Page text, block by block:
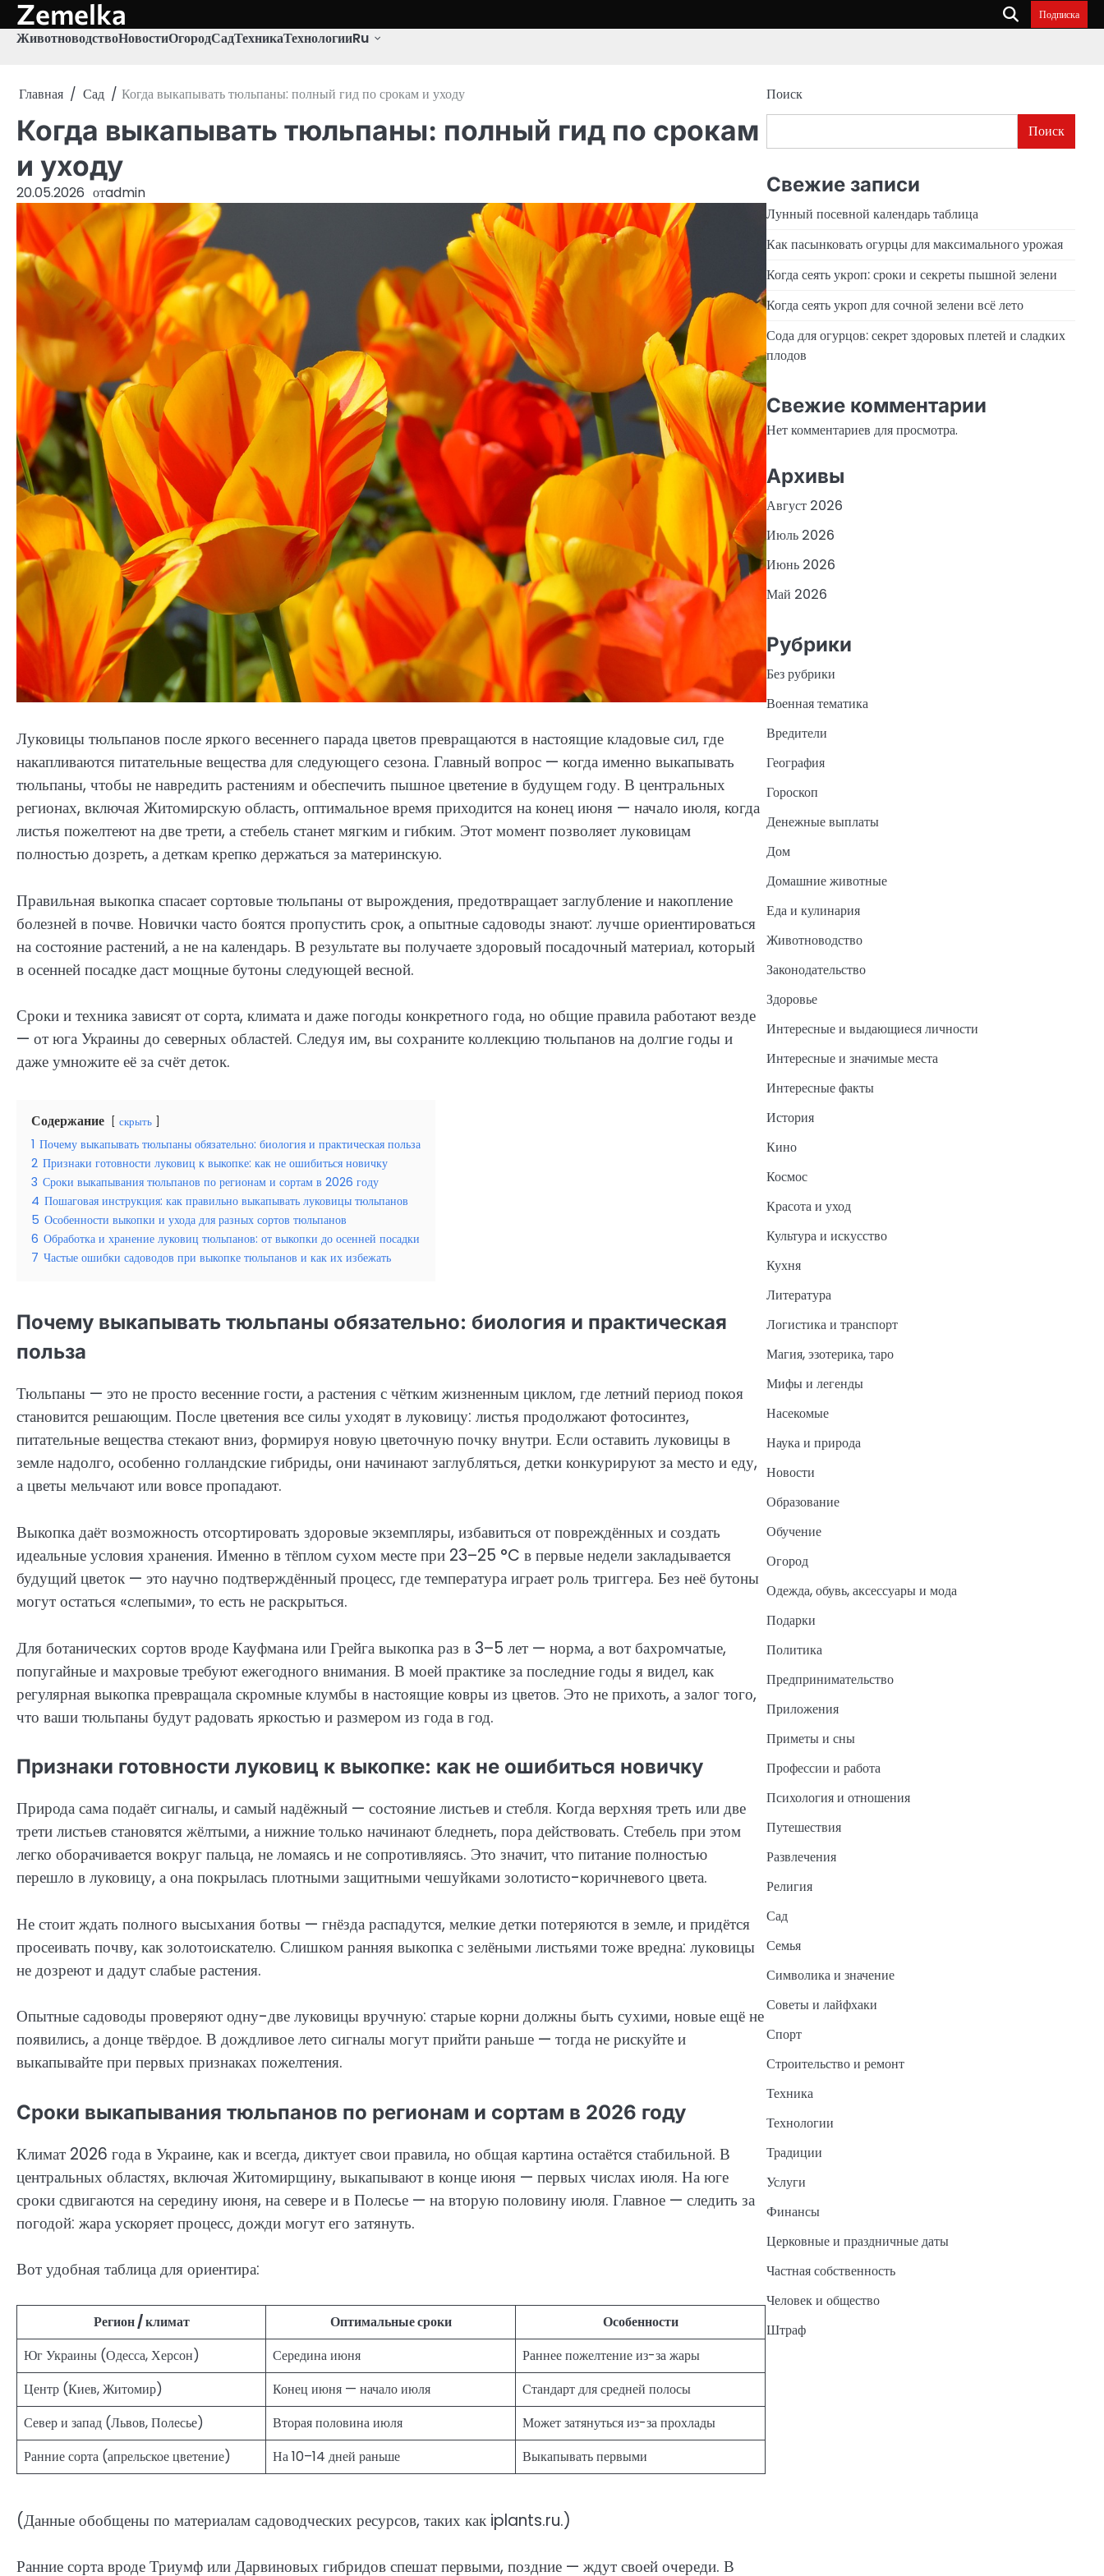
Перейти
к
содержимому
Zemelka Подписка
ЖивотноводствоНовостиОгородСадТехникаТехнологииRu
Главная Сад Когда выкапывать тюльпаны: полный гид по срокам и уходу
Когда выкапывать тюльпаны: полный гид по срокам
и уходу
20.05.2026 отadmin
Луковицы тюльпанов после яркого весеннего парада цветов превращаются в настоящие кладовые сил, где
накапливаются питательные вещества для следующего сезона. Главный вопрос — когда именно выкапывать
тюльпаны, чтобы не навредить растениям и обеспечить пышное цветение в будущем году. В центральных
регионах, включая Житомирскую область, оптимальное время приходится на конец июня — начало июля, когда
листья пожелтеют на две трети, а стебель станет мягким и гибким. Этот момент позволяет луковицам
полностью дозреть, а деткам крепко держаться за материнскую.
Правильная выкопка спасает сортовые тюльпаны от вырождения, предотвращает заглубление и накопление
болезней в почве. Новички часто боятся пропустить срок, а опытные садоводы знают: лучше ориентироваться
на состояние растений, а не на календарь. В результате вы получаете здоровый посадочный материал, который
в осенней посадке даст мощные бутоны следующей весной.
Сроки и техника зависят от сорта, климата и даже погоды конкретного года, но общие правила работают везде
— от юга Украины до северных областей. Следуя им, вы сохраните коллекцию тюльпанов на долгие годы и
даже умножите её за счёт деток.
Содержание скрыть
1 Почему выкапывать тюльпаны обязательно: биология и практическая польза
2 Признаки готовности луковиц к выкопке: как не ошибиться новичку
3 Сроки выкапывания тюльпанов по регионам и сортам в 2026 году
4 Пошаговая инструкция: как правильно выкапывать луковицы тюльпанов
5 Особенности выкопки и ухода для разных сортов тюльпанов
6 Обработка и хранение луковиц тюльпанов: от выкопки до осенней посадки
7 Частые ошибки садоводов при выкопке тюльпанов и как их избежать
Почему выкапывать тюльпаны обязательно: биология и практическая
польза
Тюльпаны — это не просто весенние гости, а растения с чётким жизненным циклом, где летний период покоя
становится решающим. После цветения все силы уходят в луковицу: листья продолжают фотосинтез,
питательные вещества стекают вниз, формируя новую цветочную почку внутри. Если оставить луковицы в
земле надолго, особенно голландские гибриды, они начинают заглубляться, детки конкурируют за место и еду,
а цветы мельчают или вовсе пропадают.
Выкопка даёт возможность отсортировать здоровые экземпляры, избавиться от повреждённых и создать
идеальные условия хранения. Именно в тёплом сухом месте при 23–25 °C в первые недели закладывается
будущий цветок — это научно подтверждённый процесс, где температура играет роль триггера. Без неё бутоны
могут остаться «слепыми», то есть не раскрыться.
Для ботанических сортов вроде Кауфмана или Грейга выкопка раз в 3–5 лет — норма, а вот бахромчатые,
попугайные и махровые требуют ежегодного внимания. В моей практике за последние годы я видел, как
регулярная выкопка превращала скромные клумбы в настоящие ковры из цветов. Это не прихоть, а залог того,
что ваши тюльпаны будут радовать яркостью и размером из года в год.
Признаки готовности луковиц к выкопке: как не ошибиться новичку
Природа сама подаёт сигналы, и самый надёжный — состояние листьев и стебля. Когда верхняя треть или две
трети листьев становятся жёлтыми, а нижние только начинают бледнеть, пора действовать. Стебель при этом
легко оборачивается вокруг пальца, не ломаясь и не сопротивляясь. Это значит, что питание полностью
перешло в луковицу, а она покрылась плотными защитными чешуйками золотисто-коричневого цвета.
Не стоит ждать полного высыхания ботвы — гнёзда распадутся, мелкие детки потеряются в земле, и придётся
просеивать почву, как золотоискателю. Слишком ранняя выкопка с зелёными листьями тоже вредна: луковицы
не дозреют и дадут слабые растения.
Опытные садоводы проверяют одну-две луковицы вручную: старые корни должны быть сухими, новые ещё не
появились, а донце твёрдое. В дождливое лето сигналы могут прийти раньше — тогда не рискуйте и
выкапывайте при первых признаках пожелтения.
Сроки выкапывания тюльпанов по регионам и сортам в 2026 году
Климат 2026 года в Украине, как и всегда, диктует свои правила, но общая картина остаётся стабильной. В
центральных областях, включая Житомирщину, выкапывают в конце июня — первых числах июля. На юге
сроки сдвигаются на середину июня, на севере и в Полесье — на вторую половину июля. Главное — следить за
погодой: жара ускоряет процесс, дожди могут его затянуть.
Вот удобная таблица для ориентира:
Регион / климат Оптимальные сроки
Особенности
Юг Украины (Одесса, Херсон)
Середина июня
Раннее пожелтение из-за жары
Центр (Киев, Житомир)
Конец июня — начало июля
Стандарт для средней полосы
Север и запад (Львов, Полесье)
Вторая половина июля
Может затянуться из-за прохлады
Ранние сорта (апрельское цветение)
На 10–14 дней раньше Выкапывать первыми
(Данные обобщены по материалам садоводческих ресурсов, таких как iplants.ru.)
Ранние сорта вроде Триумф или Дарвиновых гибридов спешат первыми, поздние — ждут своей очереди. В
Поиск
Поиск
Свежие записи
Лунный посевной календарь таблица
Как пасынковать огурцы для максимального урожая
Когда сеять укроп: сроки и секреты пышной зелени
Когда сеять укроп для сочной зелени всё лето
Сода для огурцов: секрет здоровых плетей и сладких
плодов
Свежие комментарии
Нет комментариев для просмотра.
Архивы
Август 2026
Июль 2026
Июнь 2026
Май 2026
Рубрики
Без рубрики
Военная тематика
Вредители
География
Гороскоп
Денежные выплаты
Дом
Домашние животные
Еда и кулинария
Животноводство
Законодательство
Здоровье
Интересные и выдающиеся личности
Интересные и значимые места
Интересные факты
История
Кино
Космос
Красота и уход
Культура и искусство
Кухня
Литература
Логистика и транспорт
Магия, эзотерика, таро
Мифы и легенды
Насекомые
Наука и природа
Новости
Образование
Обучение
Огород
Одежда, обувь, аксессуары и мода
Подарки
Политика
Предпринимательство
Приложения
Приметы и сны
Профессии и работа
Психология и отношения
Путешествия
Развлечения
Религия
Сад
Семья
Символика и значение
Советы и лайфхаки
Спорт
Строительство и ремонт
Техника
Технологии
Традиции
Услуги
Финансы
Церковные и праздничные даты
Частная собственность
Человек и общество
Штраф